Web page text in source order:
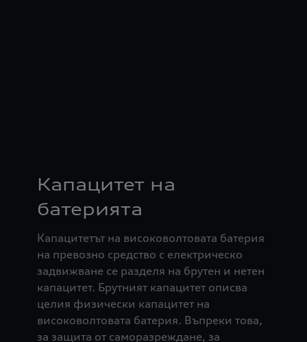
Капацитет на
батерията
Капацитетът на високоволтовата батерия
на превозно средство с електрическо
задвижване се разделя на брутен и нетен
капацитет. Брутният капацитет описва
целия физически капацитет на
високоволтовата батерия. Въпреки това,
за защита от саморазреждане, за